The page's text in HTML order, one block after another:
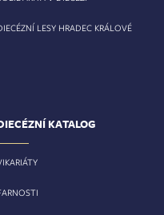
LESY HRADEC KRÁLOVÉ
KATALOG